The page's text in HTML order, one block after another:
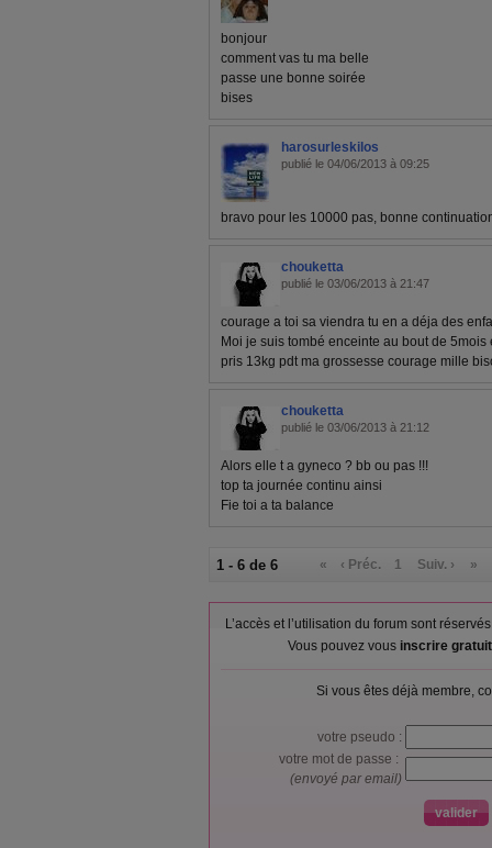
bonjour
comment vas tu ma belle
passe une bonne soirée
bises
harosurleskilos
publié le 04/06/2013 à 09:25
bravo pour les 10000 pas, bonne
chouketta
publié le 03/06/2013 à 21:47
courage a toi sa viendra tu en a déja des
Moi je suis tombé enceinte au bout de
pris 13kg pdt ma grossesse courage mille
chouketta
publié le 03/06/2013 à 21:12
Alors elle t a gyneco ? bb ou pas !!!
top ta journée continu ainsi
Fie toi a ta balance
1 - 6 de 6 « ‹ Préc. 1 Suiv. › »
L’accès et l’utilisation du forum sont
Vous pouvez vous inscrire
Si vous êtes déjà membre,
votre pseudo :
votre mot de passe :
(envoyé par email)